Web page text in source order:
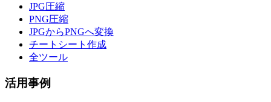
JPG圧縮
PNG圧縮
JPGからPNGへ変換
チートシート作成
全ツール
活用事例